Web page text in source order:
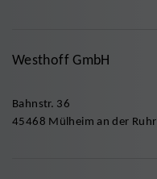
Westhoff GmbH
Bahnstr. 36
45468 Mülheim an der Ruhr